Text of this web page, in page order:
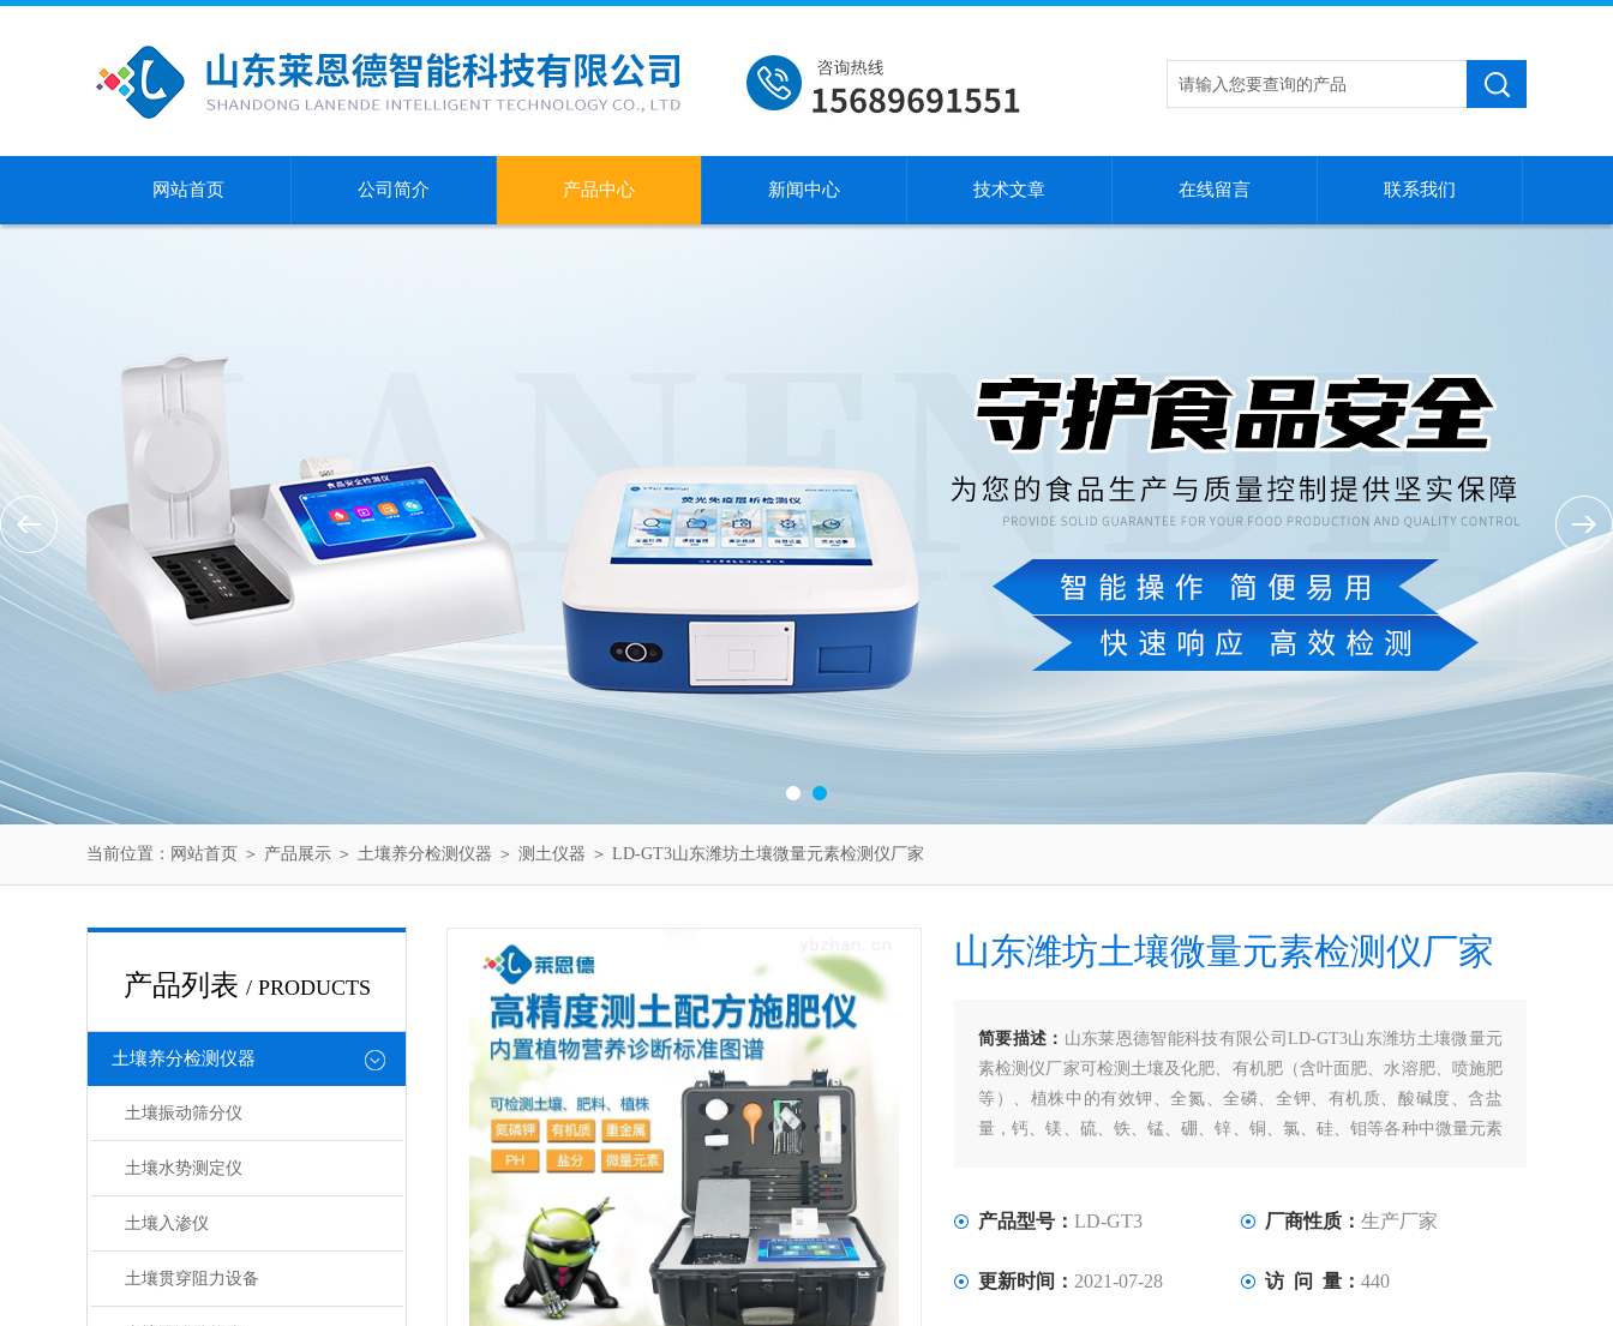
网站首页 公司简介 产品中心 新闻中心 技术文章 在线留言 联系我们
当前位置： 网站首页 ＞ 产品展示 ＞ 土壤养分检测仪器 ＞ 测土仪器 ＞ LD-GT3山东潍坊土壤微量元素检测仪厂家
产品列表 / PRODUCTS
土壤养分检测仪器
土壤振动筛分仪
土壤水势测定仪
土壤入渗仪
土壤贯穿阻力设备
山东潍坊土壤微量元素检测仪厂家
简要描述： 山东莱恩德智能科技有限公司LD-GT3山东潍坊土壤微量元
素检测仪厂家可检测土壤及化肥、有机肥（含叶面肥、水溶肥、喷施肥
等）、植株中的有效钾、全氮、全磷、全钾、有机质、酸碱度、含盐
量，钙、镁、硫、铁、锰、硼、锌、铜、氯、硅、钼等各种中微量元素
产品型号： LD-GT3 厂商性质： 生产厂家
更新时间： 2021-07-28 访 问 量： 440